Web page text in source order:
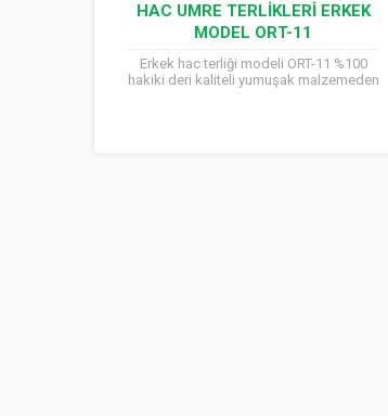
HAC UMRE TERLIKLERI ERKEK
MODEL ORT-11
Erkek hac terliği modeli ORT-11 %100
hakiki deri kaliteli yumuşak malzemeden